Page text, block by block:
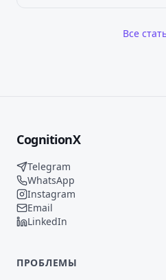
Все
CognitionX
Telegram
WhatsApp
Instagram
Email
LinkedIn
ПРОБЛЕМЫ